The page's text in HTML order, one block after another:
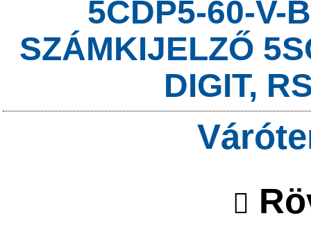
5CDP5-60-V-
SZÁMKIJELZŐ
DIGIT,